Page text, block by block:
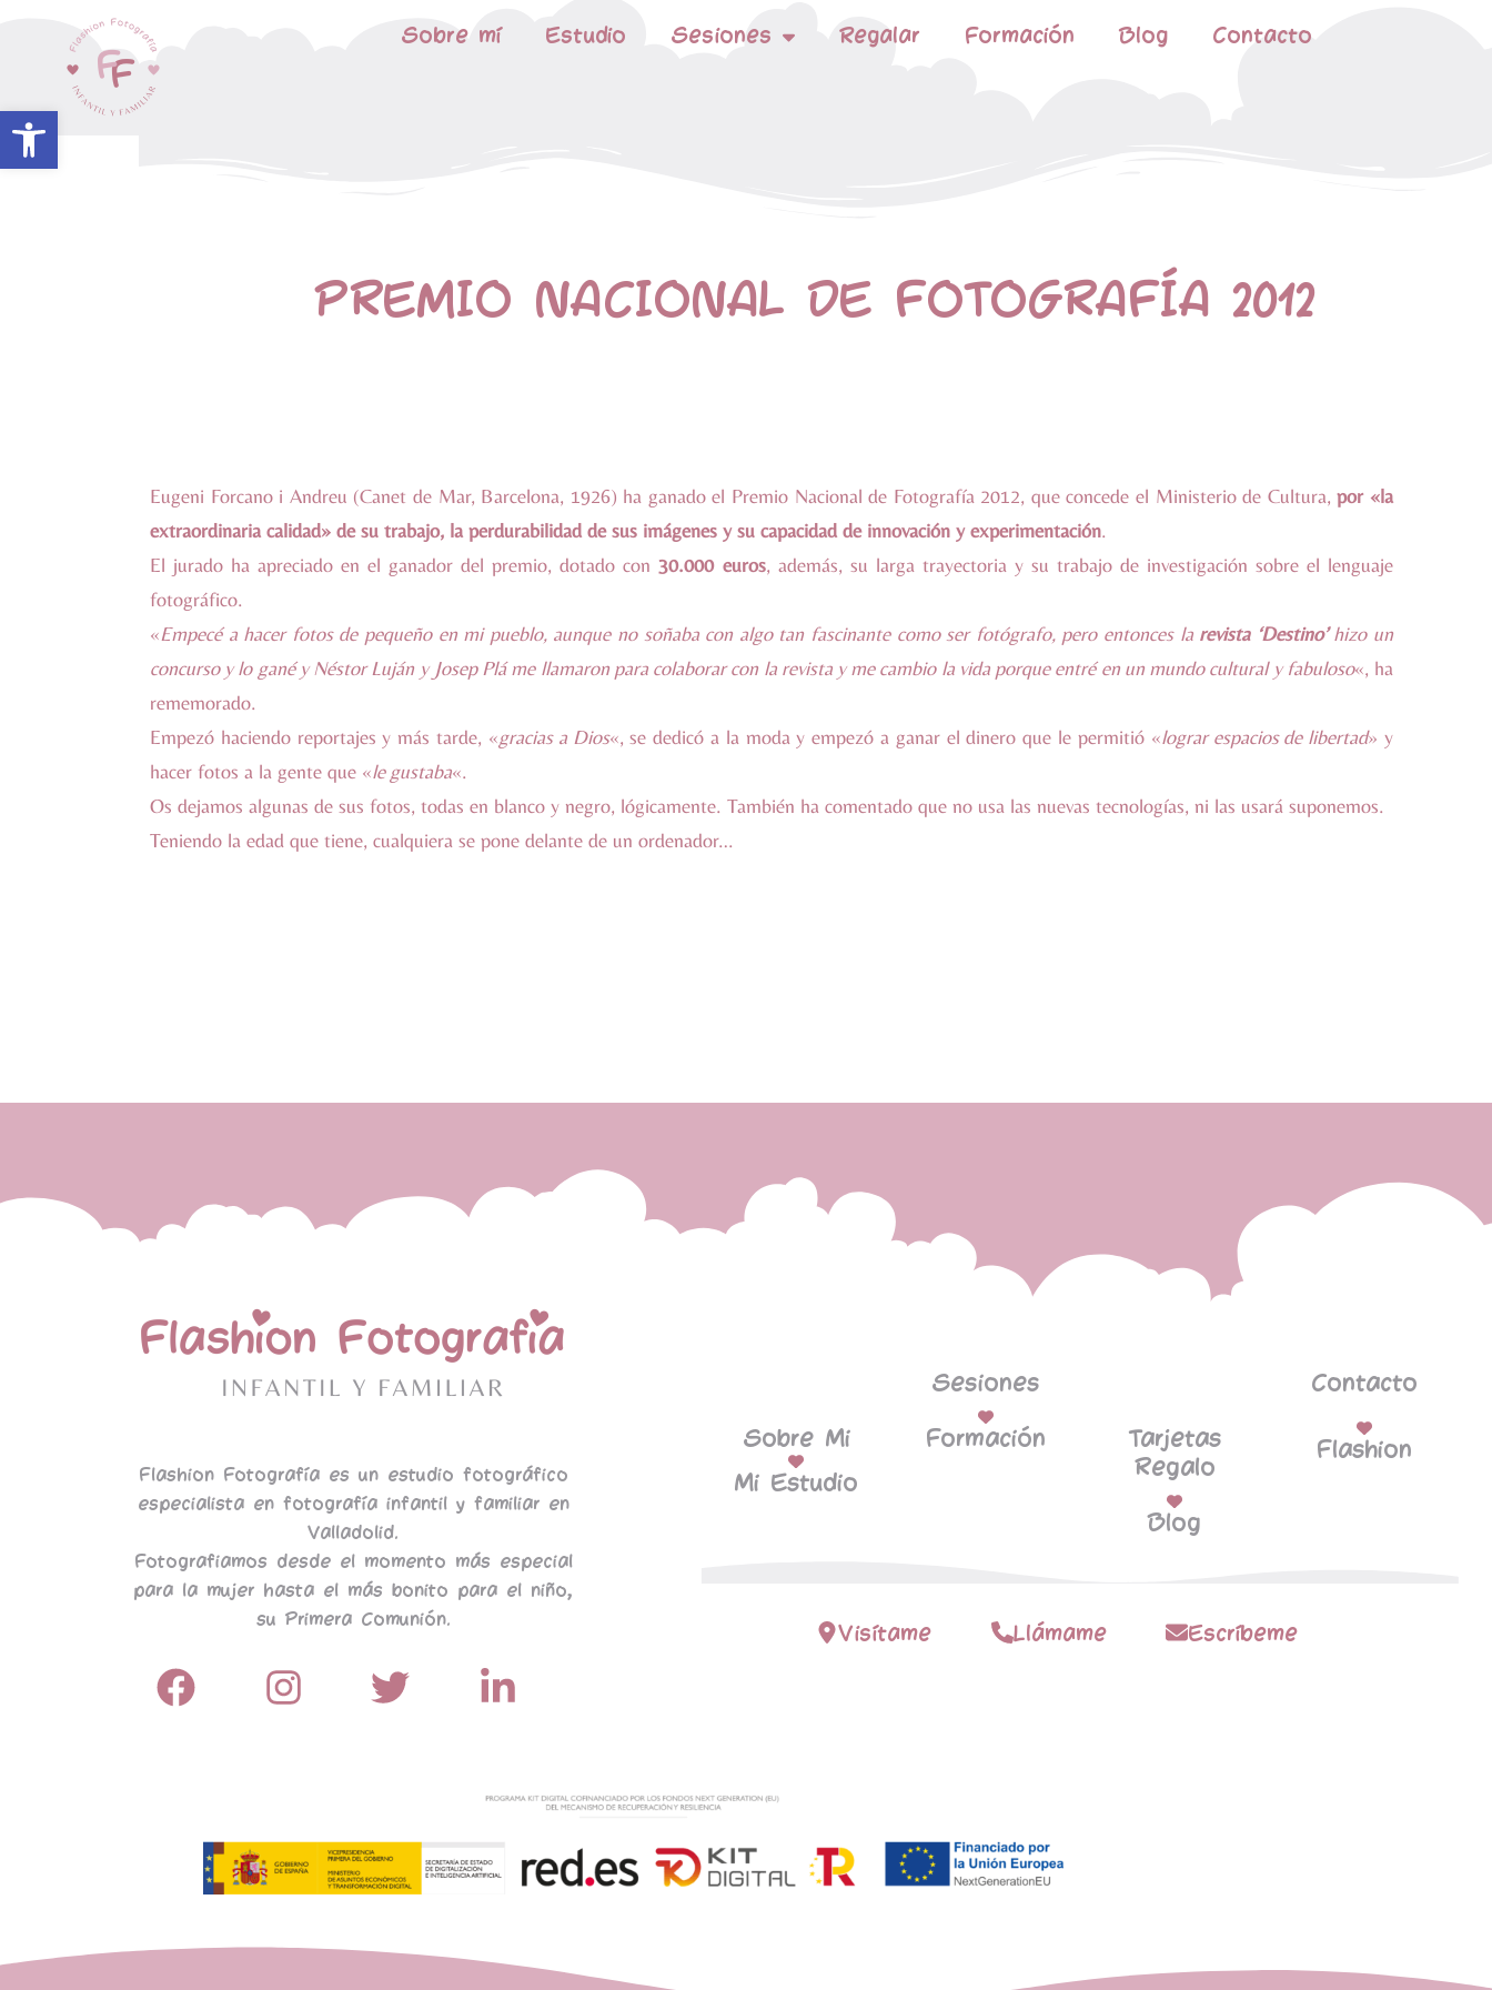
Abrir barra de herramientas
Sobre mí Estudio Sesiones Regalar Formación Blog Contacto
PREMIO NACIONAL DE FOTOGRAFÍA 2012
Eugeni Forcano i Andreu (Canet de Mar, Barcelona, 1926) ha ganado el Premio Nacional de Fotografía 2012, que concede el Ministerio de Cultura,por «la
extraordinaria calidad» de su trabajo, la perdurabilidad de sus imágenes y su capacidad de innovación y experimentación.
El jurado ha apreciado en el ganador del premio, dotado con30.000 euros, además, su larga trayectoria y su trabajo de investigación sobre el lenguaje
fotográfico.
«Empecé a hacer fotos de pequeño en mi pueblo, aunque no soñaba con algo tan fascinante como ser fotógrafo, pero entonces la revista ‘Destino’hizo un
concurso y lo gané y Néstor Luján y Josep Plá me llamaron para colaborar con la revista y me cambio la vida porque entré en un mundo cultural y fabuloso«, ha
rememorado.
Empezó haciendo reportajes y más tarde, «gracias a Dios«, se dedicó a la moda y empezó a ganar el dinero que le permitió «lograr espacios de libertad» y
hacer fotos a la gente que «le gustaba«.
Os dejamos algunas de sus fotos, todas en blanco y negro, lógicamente. También ha comentado que no usa las nuevas tecnologías, ni las usará suponemos.
Teniendo la edad que tiene, cualquiera se pone delante de un ordenador…
Flashion Fotografía es un estudio fotográfico
especialista en fotografía infantil y familiar en
Valladolid.
Fotografiamos desde el momento más especial
para la mujer hasta el más bonito para el niño,
su Primera Comunión.
Sobre Mi
Mi Estudio
Sesiones
Formación
Tarjetas
Regalo
Blog
Contacto
Flashion
Visítame Llámame Escríbeme